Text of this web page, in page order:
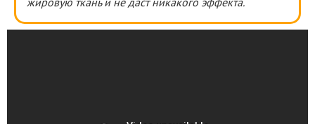
жировую ткань и не даст никакого эффекта.